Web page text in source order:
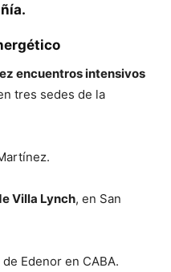
encuentros intensivos
tres sedes de la
Villa Lynch, en San
Edenor en CABA.